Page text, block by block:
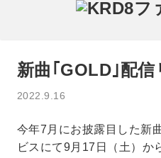
新曲｢GOLD｣配
2022.9.16
今年7月にお披露目した新
ビスにて9月17日（土）か